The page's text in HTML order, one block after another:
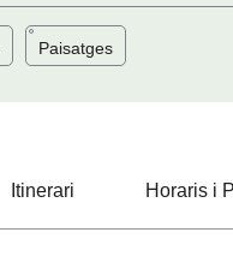
Paisatges
Itinerari Horaris i